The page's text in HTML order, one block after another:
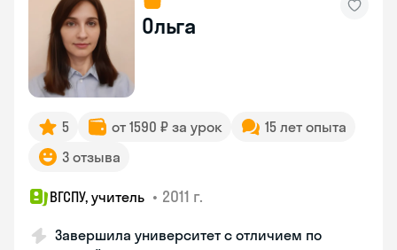
Ольга
5 от 1590 ₽ за урок
15 лет опыта
3 отзыва
ВГСПУ, учитель • 2011 г.
Завершила университет с отличием по